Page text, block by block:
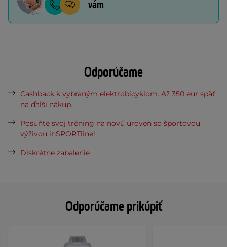
Odporúčame prikúpiť
vám
Odporúčame
Cashback k vybraným elektrobicyklom. Až 350 eur späť
na ďalší nákup.
Posuňte svoj tréning na novú úroveň so športovou
výživou inSPORTline!
Diskrétne zabalenie